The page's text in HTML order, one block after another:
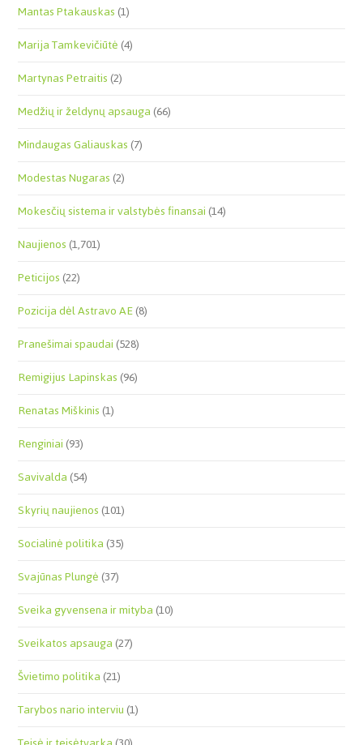
Mantas Ptakauskas(1)
Marija Tamkevičiūtė(4)
Martynas Petraitis(2)
Medžių ir želdynų apsauga(66)
Mindaugas Galiauskas(7)
Modestas Nugaras(2)
Mokesčių sistema ir valstybės finansai(14)
Naujienos(1,701)
Peticijos(22)
Pozicija dėl Astravo AE(8)
Pranešimai spaudai(528)
Remigijus Lapinskas(96)
Renatas Miškinis(1)
Renginiai(93)
Savivalda(54)
Skyrių naujienos(101)
Socialinė politika(35)
Svajūnas Plungė(37)
Sveika gyvensena ir mityba(10)
Sveikatos apsauga(27)
Švietimo politika(21)
Tarybos nario interviu(1)